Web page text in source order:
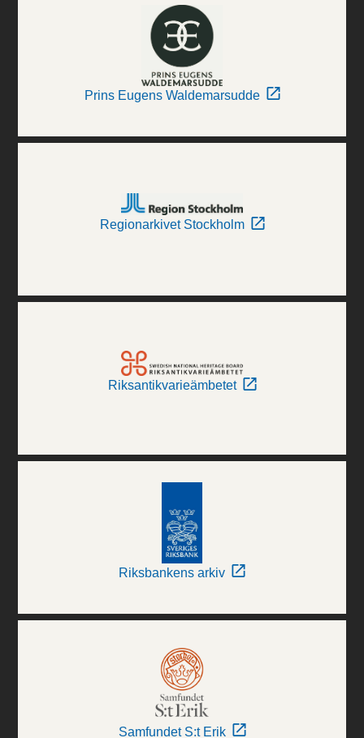
Prins Eugens Waldemarsudde
Regionarkivet Stockholm
Riksantikvarieämbetet
Riksbankens arkiv
Samfundet S:t Erik